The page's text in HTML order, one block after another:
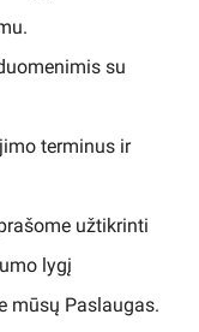
su
terminus ir
užtikrinti
lygį
mūsų Paslaugas.